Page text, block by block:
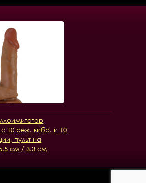
с 10 реж. вибр. и 10
пульт на
см / 3.3 см